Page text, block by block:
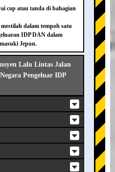
cop atau tanda di bahagian
dalam tempoh satu
IDP DAN dalam
Jepun.
Lalu Lintas Jalan
Pengeluar IDP